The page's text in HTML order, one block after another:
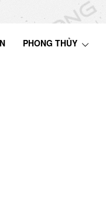
PHONG THỦY